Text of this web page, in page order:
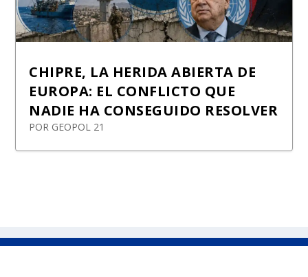
CHIPRE, LA HERIDA ABIERTA DE
EUROPA: EL CONFLICTO QUE
NADIE HA CONSEGUIDO RESOLVER
POR GEOPOL 21